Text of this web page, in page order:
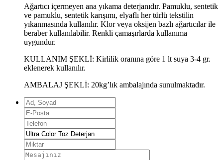
Ağartıcı içermeyen ana yıkama deterjanıdır. Pamuklu, sentetik
ve pamuklu, sentetik karışımı, elyaflı her türlü tekstilin
yıkanmasında kullanılır. Klor veya oksijen bazlı ağartıcılar ile
beraber kullanılabilir. Renkli çamaşırlarda kullanıma
uygundur.
KULLANIM ŞEKLİ: Kirlilik oranına göre 1 lt suya 3-4 gr.
eklenerek kullanılır.
AMBALAJ ŞEKLİ: 20kg’lık ambalajında sunulmaktadır.